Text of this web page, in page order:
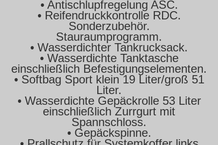
• Antischlupfregelung ASC.
• Reifendruckkontrolle RDC.
Sonderzubehör.
Stauraumprogramm.
• Wasserdichter Tankrucksack.
• Wasserdichte Tanktasche
einschließlich Befestigungselementen.
• Softbag Sport klein 19 Liter/groß 51
Liter.
• Wasserdichte Gepäckrolle 53 Liter
einschließlich Zurrgurt mit
Spannschloss.
• Gepäckspinne.